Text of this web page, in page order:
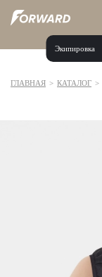
Экипировка
Москва и МО
Курская область (1)
ГЛАВНАЯ > КАТАЛОГ >